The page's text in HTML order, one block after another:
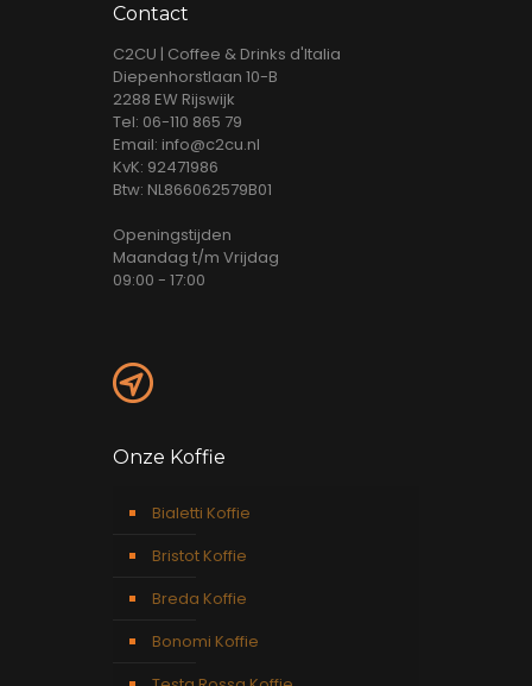
Contact
C2CU | Coffee & Drinks d'Italia
Diepenhorstlaan 10-B
2288 EW Rijswijk
Tel: 06-110 865 79
Email: info@c2cu.nl
KvK: 92471986
Btw: NL866062579B01
Openingstijden
Maandag t/m Vrijdag
09:00 - 17:00
Onze Koffie
Bialetti Koffie
Bristot Koffie
Breda Koffie
Bonomi Koffie